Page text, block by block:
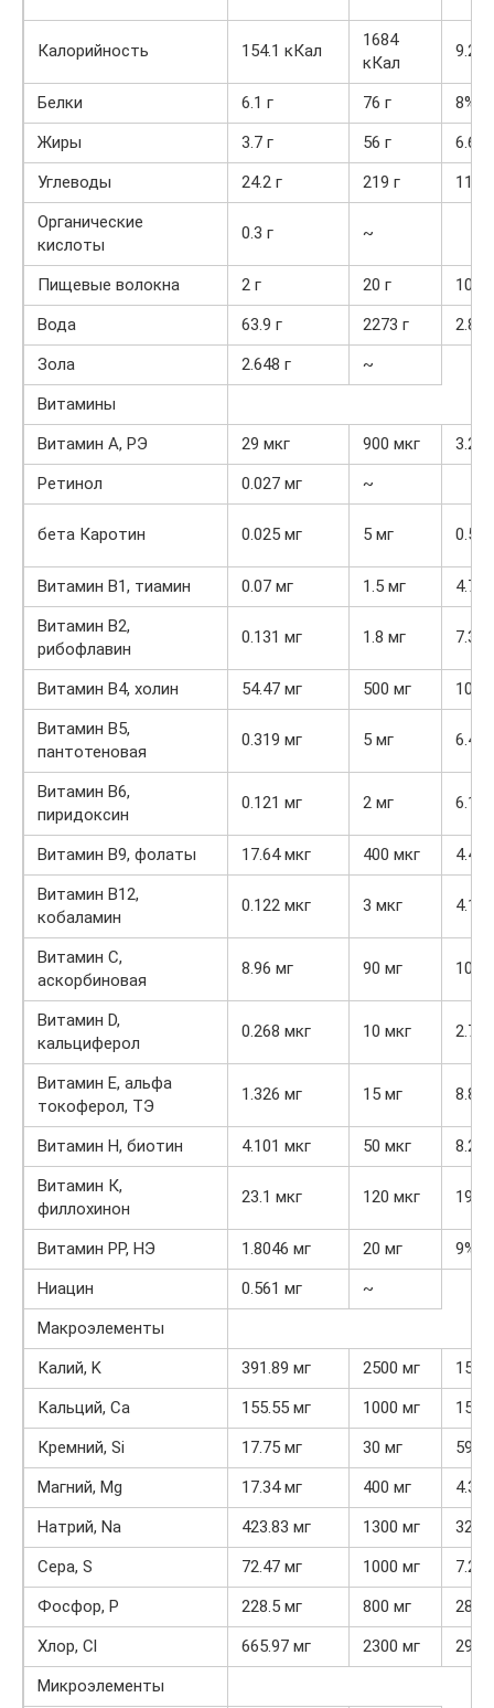
Калорийность 154.1 кКал
1684
кКал
9.2%
Белки 6.1 г 76 г
8%
Жиры
3.7 г 56 г
6.6%
Углеводы
24.2 г 219 г
Органические
кислоты
0.3 г ~
Пищевые волокна 2 г 20 г
10%
Вода
63.9 г 2273 г
2.8%
Зола
2.648 г
~
Витамины
Витамин А, РЭ
29 мкг 900 мкг
3.2%
Ретинол
0.027 мг ~
бета Каротин 0.025 мг 5 мг 0.5%
Витамин В1, тиамин 0.07 мг 1.5 мг
4.7%
Витамин В2,
рибофлавин
0.131 мг 1.8 мг 7.3%
Витамин В4, холин 54.47 мг 500 мг
Витамин В5,
пантотеновая
0.319 мг 5 мг 6.4%
Витамин В6,
пиридоксин
0.121 мг 2 мг 6.1%
Витамин В9, фолаты 17.64 мкг 400 мкг
4.4%
Витамин В12,
кобаламин
0.122 мкг 3 мкг 4.1%
Витамин C,
аскорбиновая
8.96 мг 90 мг 10%
Витамин D,
кальциферол
0.268 мкг 10 мкг 2.7%
Витамин Е, альфа
токоферол, ТЭ
1.326 мг 15 мг 8.8%
Витамин Н, биотин 4.101 мкг 50 мкг
8.2%
Витамин К,
филлохинон
23.1 мкг 120 мкг
Витамин РР, НЭ 1.8046 мг 20 мг
9%
Ниацин
0.561 мг
~
Макроэлементы
Калий, K
391.89 мг 2500 мг
Кальций, Ca
155.55 мг 1000 мг
Кремний, Si
17.75 мг 30 мг
Магний, Mg
17.34 мг 400 мг
4.3%
Натрий, Na
423.83 мг 1300 мг
Сера, S
72.47 мг 1000 мг
7.2%
Фосфор, P
228.5 мг 800 мг
Хлор, Cl
665.97 мг 2300 мг
29%
Микроэлементы